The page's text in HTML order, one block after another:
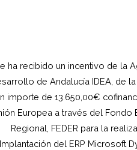
ha recibido un incentivo de la
de Andalucía IDEA, de
importe de 13.650,00€
Europea a través del
Regional, FEDER para la
del ERP Microsoft